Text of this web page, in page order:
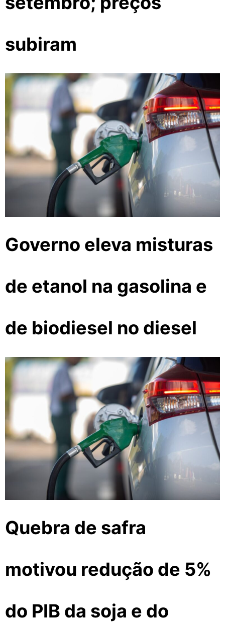
subiram
Governo eleva misturas
de etanol na gasolina e
de biodiesel no diesel
Quebra de safra
motivou redução de 5%
do PIB da soja e do